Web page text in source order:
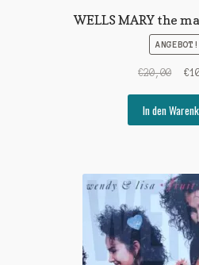
WELLS MARY the
ANGEBOT!
€20,00
war:
€
In den